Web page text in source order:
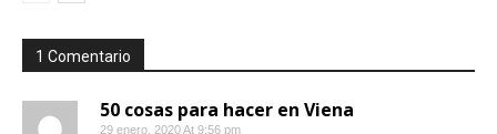
1 Comentario
50 cosas para hacer en Viena
29 enero, 2020 At 9:56 pm